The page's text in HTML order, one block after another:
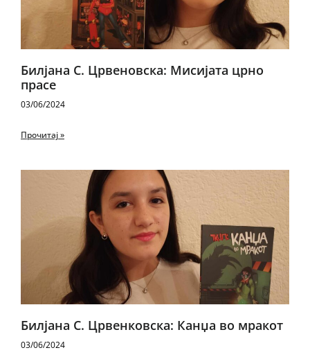
Билјана С. Црвеновска: Мисијата црно
прасе
03/06/2024
Прочитај »
Билјана С. Црвенковска: Канџа во мракот
03/06/2024